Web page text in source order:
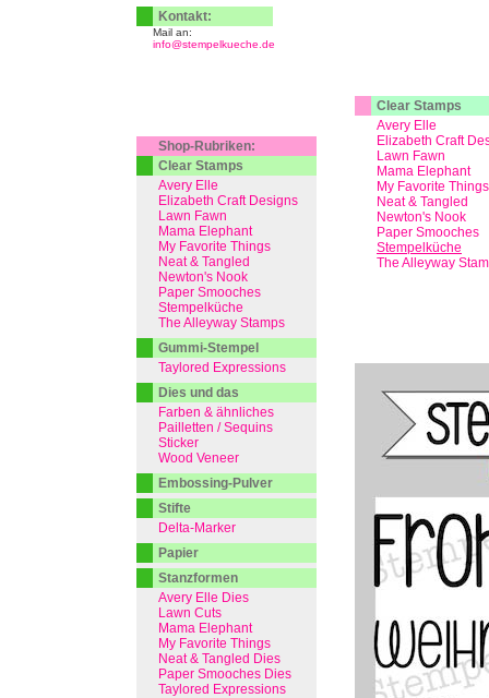
Clear Stamps
Avery Elle
Elizabeth Craft
Lawn Fawn
Mama Elephant
My Favorite Things
Neat & Tangled
Newton's Nook
Paper Smooches
Stempelküche
The Alleyway
Kontakt:
Mail an:
info@stempelkueche.de
Shop-Rubriken:
Clear Stamps
Avery Elle
Elizabeth Craft Designs
Lawn Fawn
Mama Elephant
My Favorite Things
Neat & Tangled
Newton's Nook
Paper Smooches
Stempelküche
The Alleyway Stamps
Gummi-Stempel
Taylored Expressions
Dies und das
Farben & ähnliches
Pailletten / Sequins
Sticker
Wood Veneer
Embossing-Pulver
Stifte
Delta-Marker
Papier
Stanzformen
Avery Elle Dies
Lawn Cuts
Mama Elephant
My Favorite Things
Neat & Tangled Dies
Paper Smooches Dies
Taylored Expressions